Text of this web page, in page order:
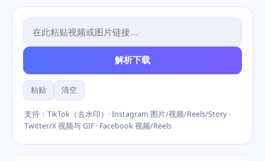
解析下载
粘贴 清空
支持：TikTok（去水印）· Instagram 图片/视频/Reels/Story ·
Twitter/X 视频与 GIF · Facebook 视频/Reels